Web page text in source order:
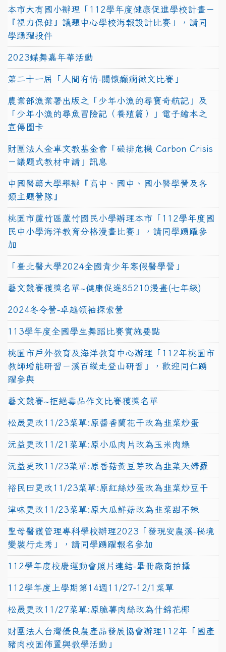
本市大有國小辦理「112學年度健康促進學校計畫－
『視力保健』議題中心學校海報設計比賽」，請同
學踴躍投件
2023蝶舞嘉年華活動
第二十一屆「人間有情-關懷癲癇徵文比賽」
農業部漁業署出版之「少年小漁的尋寶奇航記」及
「少年小漁的尋魚冒險記（養殖篇）」電子繪本之
宣傳圖卡
財團法人金車文教基金會「碳排危機 Carbon Crisis
－議題式教材申請」訊息
中國醫藥大學舉辦『高中、國中、國小醫學營及各
類主題營隊』
桃園市蘆竹區蘆竹國民小學辦理本市「112學年度國
民中小學海洋教育分格漫畫比賽」，請同學踴躍參
加
「臺北醫大學2024全國青少年寒假醫學營」
藝文競賽獲獎名單~健康促進85210漫畫(七年級)
2024冬令營-卓越領袖探索營
113學年度全國學生舞蹈比賽實施要點
桃園市戶外教育及海洋教育中心辦理「112年桃園市
教師增能研習－溪百縱走登山研習」，歡迎同仁踴
躍參與
藝文競賽~拒絕毒品作文比賽獲獎名單
松晟更改11/23菜單:原醬香蘭花干改為韭菜炒蛋
沅益更改11/21菜單:原小瓜肉片改為玉米肉燥
沅益更改11/23菜單:原香菇黃豆芽改為韭菜天婦羅
裕民田更改11/23菜單:原紅絲炒蛋改為韭菜炒豆干
津味更改11/23菜單:原大瓜鮮菇改為韭菜甜不辣
聖母醫護管理專科學校辦理2023「發現安農溪-秘境
變裝行走秀」，請同學踴躍報名參加
112學年度校慶運動會照片連結-畢冊廠商拍攝
112學年度上學期第14週11/27-12/1菜單
松晟更改11/27菜單:原脆薯肉絲改為什錦花椰
財團法人台灣優良農產品發展協會辦理112年「國產
豬肉校園佈置與教學活動」